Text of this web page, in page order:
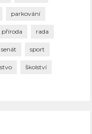
parkování
příroda rada
senát sport
školství